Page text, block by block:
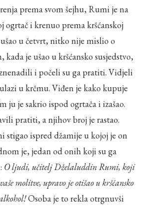
prema svom šejhu, Rumi je na
ogrtač i krenuo prema kršćanskoj
u četvrt, nitko nije mislio o
je ušao u kršćansko susjedstvo,
i počeli su ga pratiti. Vidjeli
u krčmu. Viđen je kako kupuje
ju je sakrio ispod ogrtača i izašao.
pratiti, a njihov broj je rastao.
stigao ispred džamije u kojoj je on
je, jedan od onih koji su ga
O ljudi, učitelj Dželaluddin Rumi, koji
molitve, upravo je otišao u kršćansko
Osoba je to rekla otrgnuvši